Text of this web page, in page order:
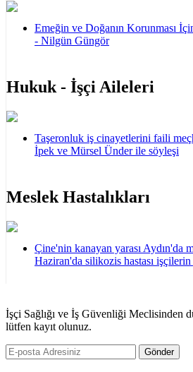
Emeğin ve Doğanın Korunması
- Nilgün Güngör
Hukuk - İşçi Aileleri
Taşeronluk iş cinayetlerini faili
İpek ve Mürsel Ünder ile söyleşi
Meslek Hastalıkları
Çine'nin kanayan yarası Aydın'da
Haziran'da silikozis hastası
İşçi Sağlığı ve İş Güvenliği Meclisinden
lütfen kayıt olunuz.
Gönder